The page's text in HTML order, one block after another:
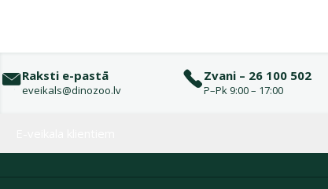
Raksti e-pastā
eveikals@dinozoo.lv
Zvani – 26 100 502
P–Pk 9:00 – 17:00